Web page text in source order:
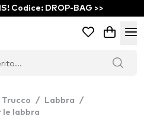
Codice: DROP-BAG >>
Trucco / Labbra
/
labbra